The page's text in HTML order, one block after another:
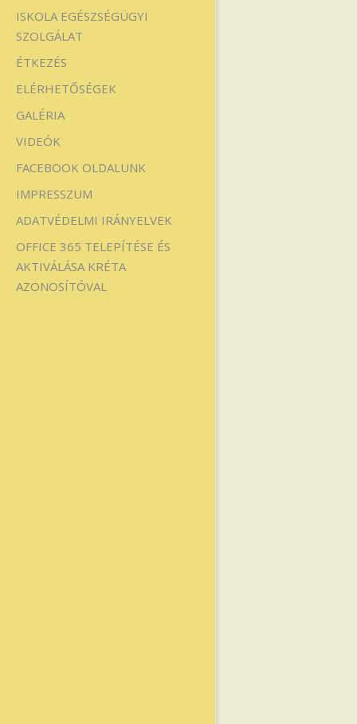
ISKOLA EGÉSZSÉGÜGYI
SZOLGÁLAT
ÉTKEZÉS
ELÉRHETŐSÉGEK
GALÉRIA
VIDEÓK
FACEBOOK OLDALUNK
IMPRESSZUM
ADATVÉDELMI IRÁNYELVEK
OFFICE 365 TELEPÍTÉSE ÉS
AKTIVÁLÁSA KRÉTA
AZONOSÍTÓVAL